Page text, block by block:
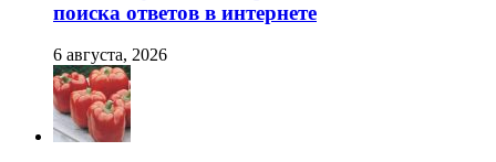
поиска ответов в интернете
6 августа, 2026